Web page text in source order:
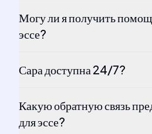
Могу ли я получить
эссе?
Сара доступна 24/7?
Какую обратную связь
для эссе?